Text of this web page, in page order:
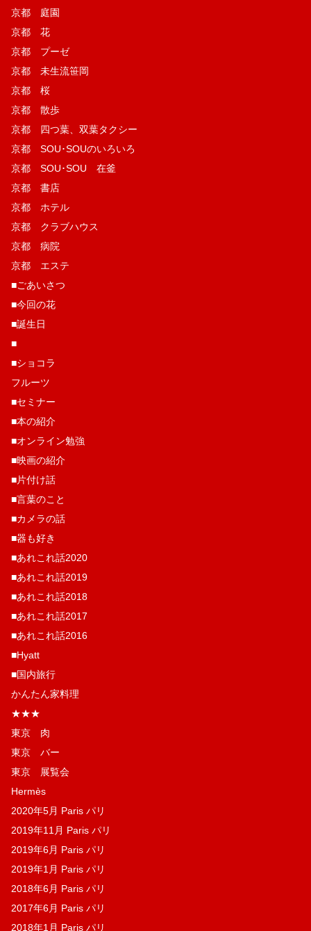
京都 庭園
京都 花
京都 プーゼ
京都 未生流笹岡
京都 桜
京都 散歩
京都 四つ葉、双葉タクシー
京都 SOU･SOUのいろいろ
京都 SOU･SOU 在釜
京都 書店
京都 ホテル
京都 クラブハウス
京都 病院
京都 エステ
■ごあいさつ
■今回の花
■誕生日
■
■ショコラ
フルーツ
■セミナー
■本の紹介
■オンライン勉強
■映画の紹介
■片付け話
■言葉のこと
■カメラの話
■器も好き
■あれこれ話2020
■あれこれ話2019
■あれこれ話2018
■あれこれ話2017
■あれこれ話2016
■Hyatt
■国内旅行
かんたん家料理
★★★
東京 肉
東京 バー
東京 展覧会
Hermès
2020年5月 Paris パリ
2019年11月 Paris パリ
2019年6月 Paris パリ
2019年1月 Paris パリ
2018年6月 Paris パリ
2017年6月 Paris パリ
2018年1月 Paris パリ